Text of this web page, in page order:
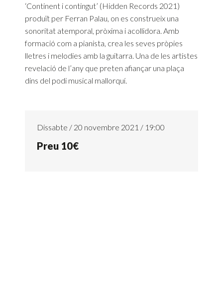
‘Continent i contingut’ (Hidden Records 2021)
produït per Ferran Palau, on es construeix una
sonoritat atemporal, pròxima i acollidora. Amb
formació com a pianista, crea les seves pròpies
lletres i melodies amb la guitarra. Una de les artistes
revelació de l’any que preten afiançar una plaça
dins del podi musical mallorquí.
Dissabte / 20 novembre 2021 / 19:00
Preu 10€